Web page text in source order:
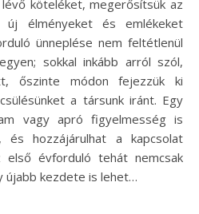
köteléket, megerősítsük az
új élményeket és emlékeket
ünneplése nem feltétlenül
sokkal inkább arról szól,
őszinte módon fejezzük ki
a társunk iránt. Egy
vagy apró figyelmesség is
és hozzájárulhat a kapcsolat
első évforduló tehát nemcsak
újabb kezdete is lehet…